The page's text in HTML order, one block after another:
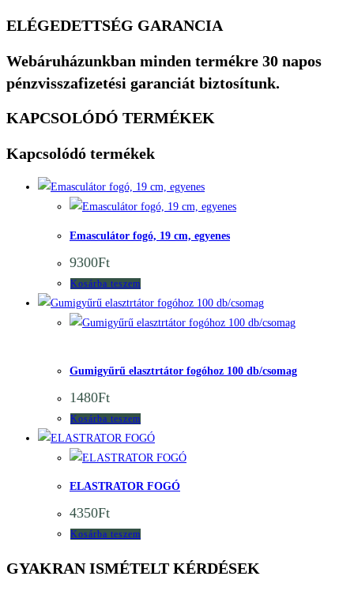
ELÉGEDETTSÉG GARANCIA
Webáruházunkban minden termékre 30 napos
pénzvisszafizetési garanciát biztosítunk.
KAPCSOLÓDÓ TERMÉKEK
Kapcsolódó termékek
Emasculátor fogó, 19 cm, egyenes
9300Ft
Kosárba teszem
Gumigyűrű elasztrtátor fogóhoz 100 db/csomag
1480Ft
Kosárba teszem
ELASTRATOR FOGÓ
4350Ft
Kosárba teszem
GYAKRAN ISMÉTELT KÉRDÉSEK